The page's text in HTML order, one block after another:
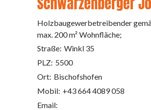
Holzbaugewerbetreibender
max. 200 m² Wohnfläche;
Straße: Winkl 35
PLZ: 5500
Ort: Bischofshofen
Mobil: +43 664 4089 058
Email: